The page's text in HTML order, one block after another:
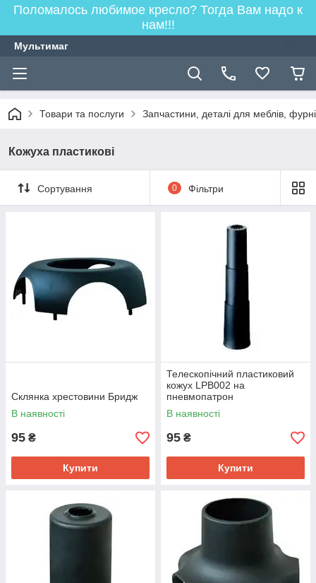
Поломалось любимое кресло? Тогда Вам надо к
нам!!!
Мультимаг
Товари та послуги Запчастини, деталі для меблів,
Кожуха пластикові
Сортування 0 Фільтри
Склянка хрестовини Бридж
В наявності
95 ₴
Купити
Телескопічний пластиковий
кожух LPB002 на
пневмопатрон
В наявності
95 ₴
Купити